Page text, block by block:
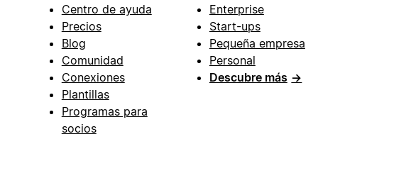
Centro de ayuda
Precios
Blog
Comunidad
Conexiones
Plantillas
Programas para
socios
Enterprise
Start-ups
Pequeña empresa
Personal
Descubre más →